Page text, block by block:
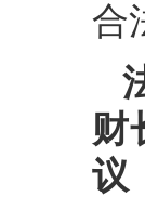
合
财
议